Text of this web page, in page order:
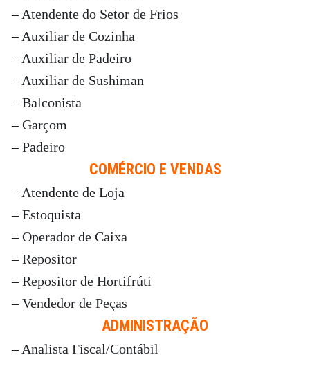
– Atendente do Setor de Frios
– Auxiliar de Cozinha
– Auxiliar de Padeiro
– Auxiliar de Sushiman
– Balconista
– Garçom
– Padeiro
COMÉRCIO E VENDAS
– Atendente de Loja
– Estoquista
– Operador de Caixa
– Repositor
– Repositor de Hortifrúti
– Vendedor de Peças
ADMINISTRAÇÃO
– Analista Fiscal/Contábil